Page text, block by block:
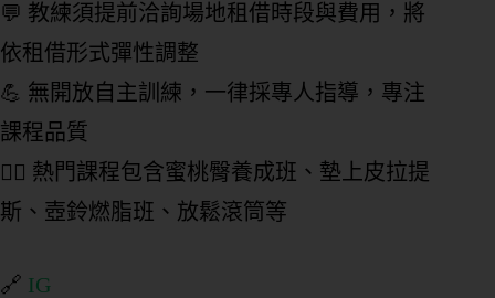
💬 教練須提前洽詢場地租借時段與費用，將
依租借形式彈性調整
💪 無開放自主訓練，一律採專人指導，專注
課程品質
🏋️‍♀️ 熱門課程包含蜜桃臀養成班、墊上皮拉提
斯、壺鈴燃脂班、放鬆滾筒等
🔗 IG
教
課
管
會